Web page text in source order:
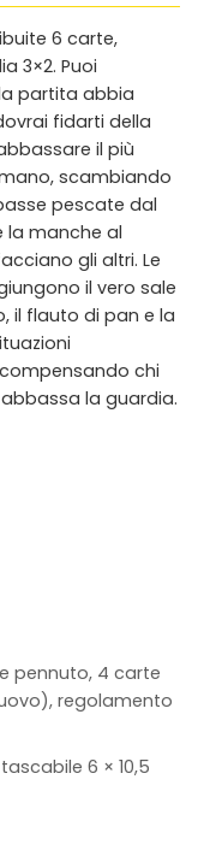
6 carte,
3×2. Puoi
partita abbia
fidarti della
il più
scambiando
pescate dal
la manche al
gli altri. Le
il vero sale
il flauto di pan e la
chi
la guardia.
pennuto, 4 carte
regolamento
6 × 10,5